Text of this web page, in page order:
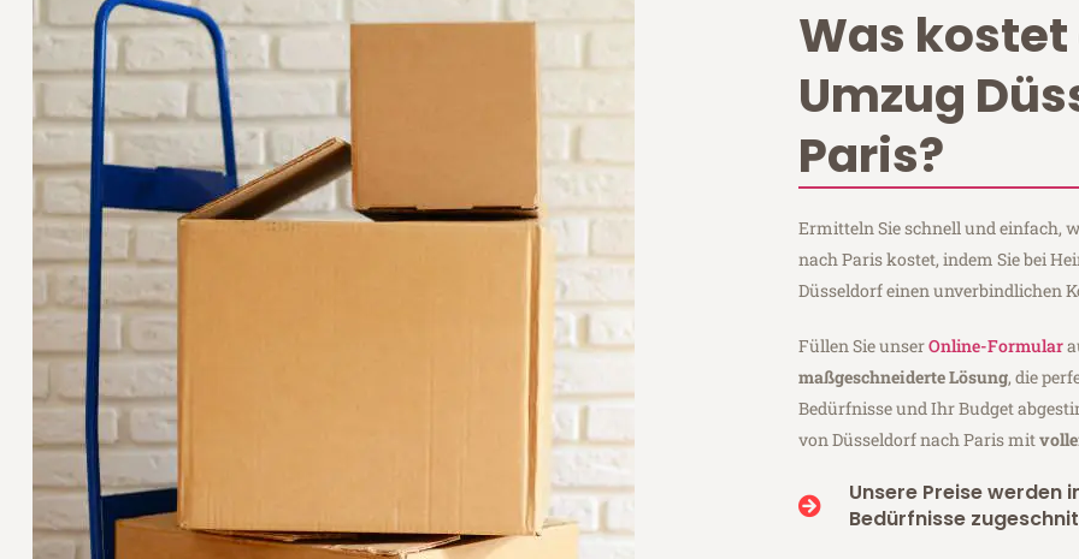
Was kostet
Umzug
Paris?
Ermitteln Sie schnell und einfach,
nach Paris kostet, indem Sie bei
Düsseldorf einen unverbindlichen
Füllen Sie unserOnline-Formular
maßgeschneiderte Lösung, die
Bedürfnisse und Ihr Budget
von Düsseldorf nach Paris mit
Unsere Preise werden
Bedürfnisse